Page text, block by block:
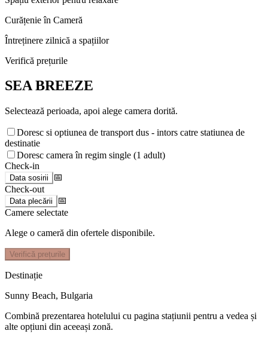
Curățenie în Cameră
Întreținere zilnică a spațiilor
Verifică prețurile
SEA BREEZE
Selectează perioada, apoi alege camera dorită.
Doresc si optiunea de transport dus - intors catre statiunea de
destinatie
Doresc camera în regim single (1 adult)
Check-in
Data sosirii
📅
Check-out
Data plecării
📅
Camere selectate
Alege o cameră din ofertele disponibile.
Verifică prețurile
Destinație
Sunny Beach, Bulgaria
Combină prezentarea hotelului cu pagina stațiunii pentru a vedea și
alte opțiuni din aceeași zonă.